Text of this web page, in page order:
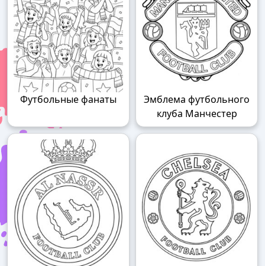
Футбольные фанаты
Эмблема футбольного
клуба Манчестер